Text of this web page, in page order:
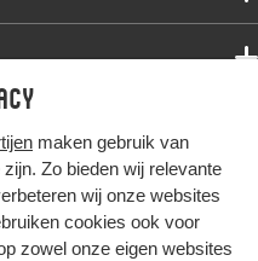
maken gebruik van
Zo bieden wij relevante
wij onze websites
cookies ook voor
zowel onze eigen websites
Bestuursbeurzenregeling
Collegegeldvrij besturen
Utrecht
samen